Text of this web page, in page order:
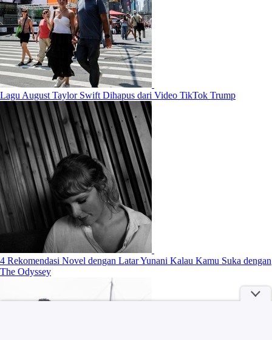
Lagu August Taylor Swift Dihapus dari Video TikTok Trump
4 Rekomendasi Novel dengan Latar Yunani Kalau Kamu Suka dengan
The Odyssey